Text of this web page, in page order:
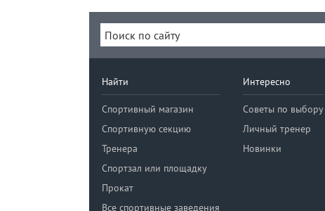
Найти
Спортивный магазин
Спортивную секцию
Тренера
Спортзал или площадку
Прокат
Все спортивные заведения
Интересно
Советы по выбору
Личный тренер
Новинки